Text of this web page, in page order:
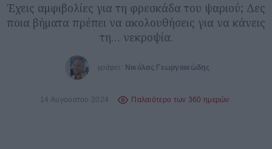
Έχεις αμφιβολίες για τη φρεσκάδα του ψαριού; Δες
ποια βήματα πρέπει να ακολουθήσεις για να κάνεις
τη… νεκροψία.
γράφει: Νικόλας Γεωργιακώδης
14 Αυγούστου 2024 Παλαιότερο των 360 ημερών